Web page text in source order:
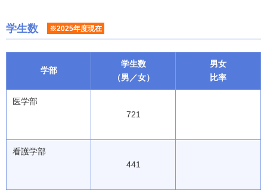
学生数 ※2025年度現在
学部
学生数
（男／女）
男女
比率
医学部
721
看護学部
441